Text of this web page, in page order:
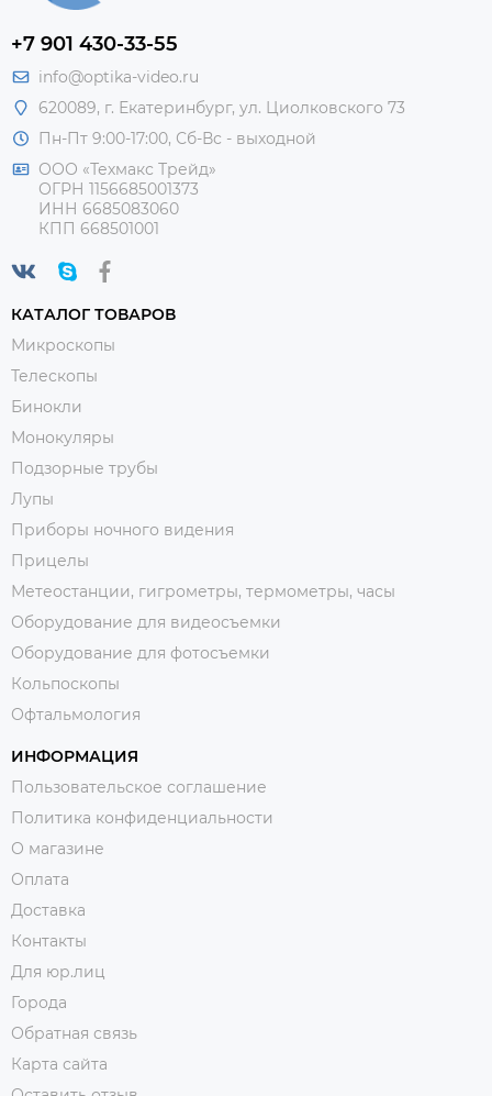
+7 901 430-33-55
info@optika-video.ru
620089, г. Екатеринбург, ул. Циолковского 73
Пн-Пт 9:00-17:00, Сб-Вс - выходной
ООО «Техмакс Трейд»
ОГРН 1156685001373
ИНН 6685083060
КПП 668501001
КАТАЛОГ ТОВАРОВ
Микроскопы
Телескопы
Бинокли
Монокуляры
Подзорные трубы
Лупы
Приборы ночного видения
Прицелы
Метеостанции, гигрометры, термометры, часы
Оборудование для видеосъемки
Оборудование для фотосъемки
Кольпоскопы
Офтальмология
ИНФОРМАЦИЯ
Пользовательское соглашение
Политика конфиденциальности
О магазине
Оплата
Доставка
Контакты
Для юр.лиц
Города
Обратная связь
Карта сайта